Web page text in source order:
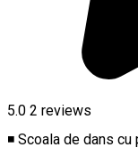
5.0 2 reviews
◾ Scoala de dans